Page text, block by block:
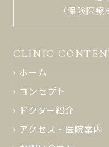
（保険医
CLINIC
ホーム
コンセプト
ドクター紹介
アクセス・医院案内